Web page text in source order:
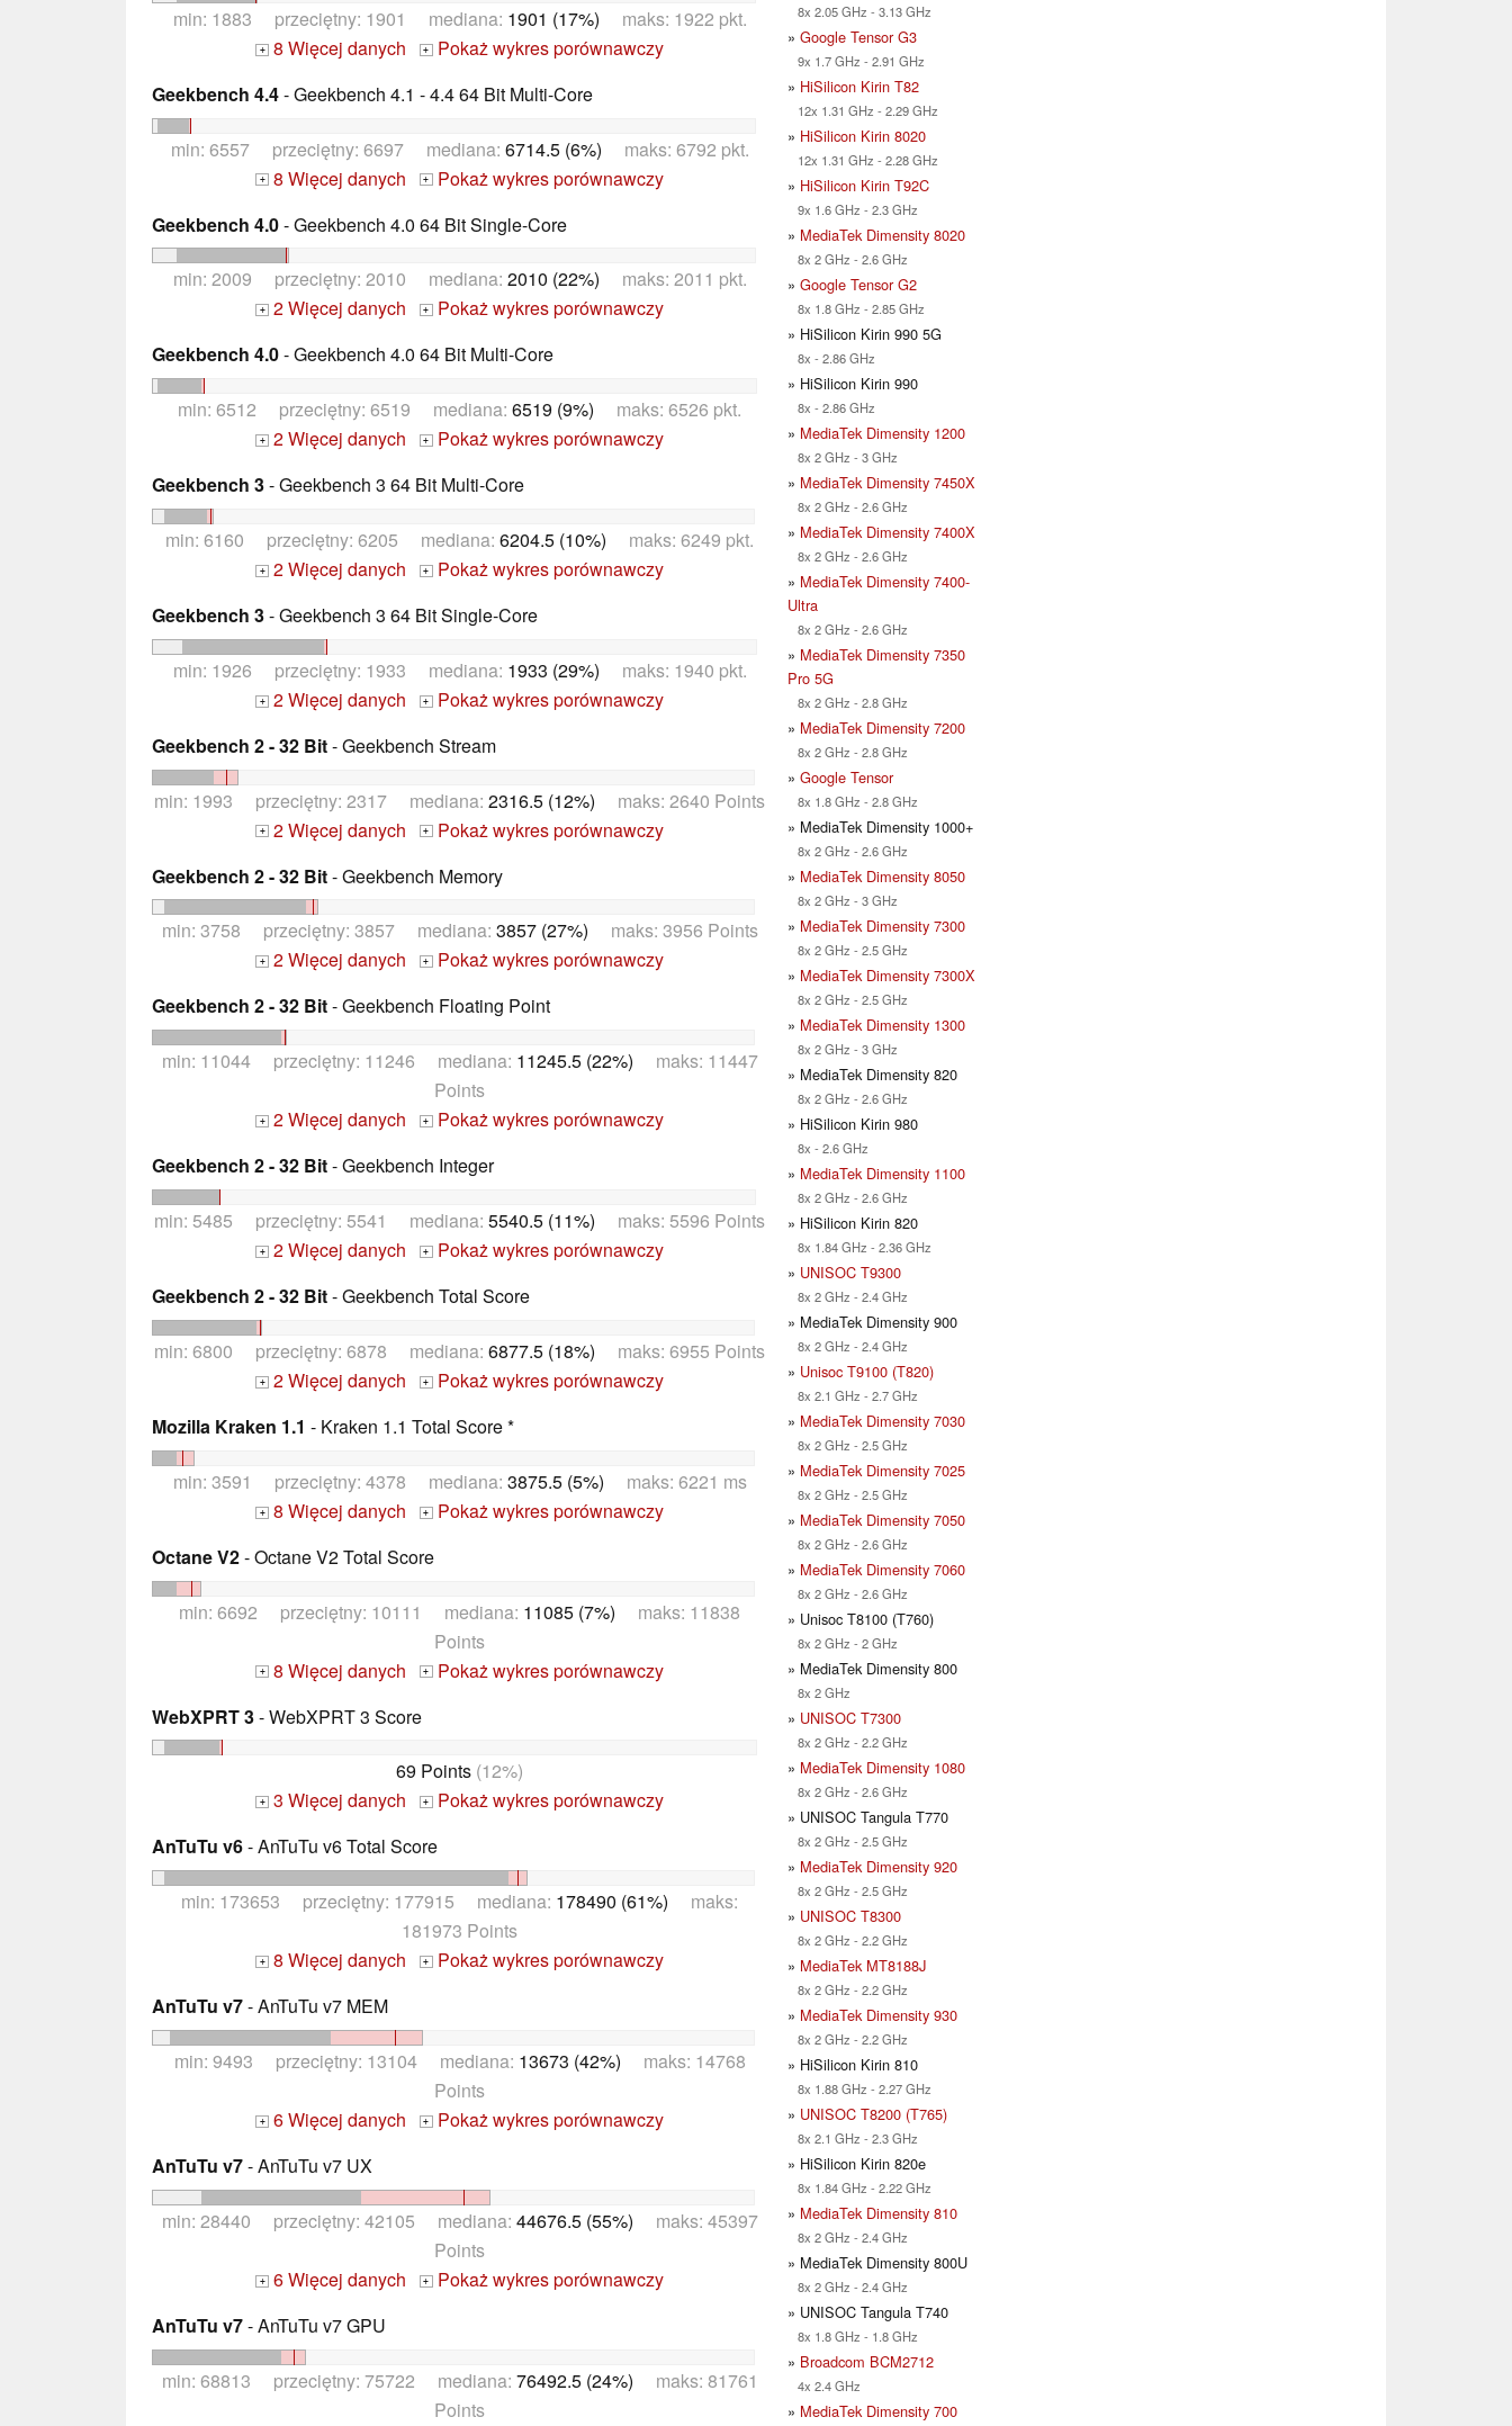
min: 1883 przeciętny: 1901 mediana: 1901 (17%) maks: 1922 pkt.
+ 8 Więcej danych + Pokaż wykres porównawczy
Geekbench 4.4- Geekbench 4.1 - 4.4 64 Bit Multi-Core
min: 6557 przeciętny: 6697 mediana: 6714.5 (6%) maks: 6792 pkt.
+ 8 Więcej danych + Pokaż wykres porównawczy
Geekbench 4.0- Geekbench 4.0 64 Bit Single-Core
min: 2009 przeciętny: 2010 mediana: 2010 (22%) maks: 2011 pkt.
+ 2 Więcej danych + Pokaż wykres porównawczy
Geekbench 4.0- Geekbench 4.0 64 Bit Multi-Core
min: 6512 przeciętny: 6519 mediana: 6519 (9%) maks: 6526 pkt.
+ 2 Więcej danych + Pokaż wykres porównawczy
Geekbench 3- Geekbench 3 64 Bit Multi-Core
min: 6160 przeciętny: 6205 mediana: 6204.5 (10%) maks: 6249 pkt.
+ 2 Więcej danych + Pokaż wykres porównawczy
Geekbench 3- Geekbench 3 64 Bit Single-Core
min: 1926 przeciętny: 1933 mediana: 1933 (29%) maks: 1940 pkt.
+ 2 Więcej danych + Pokaż wykres porównawczy
Geekbench 2 - 32 Bit- Geekbench Stream
min: 1993 przeciętny: 2317 mediana: 2316.5 (12%) maks: 2640 Points
+ 2 Więcej danych + Pokaż wykres porównawczy
Geekbench 2 - 32 Bit- Geekbench Memory
min: 3758 przeciętny: 3857 mediana: 3857 (27%) maks: 3956 Points
+ 2 Więcej danych + Pokaż wykres porównawczy
Geekbench 2 - 32 Bit- Geekbench Floating Point
min: 11044 przeciętny: 11246 mediana: 11245.5 (22%) maks: 11447
Points
+ 2 Więcej danych + Pokaż wykres porównawczy
Geekbench 2 - 32 Bit- Geekbench Integer
min: 5485 przeciętny: 5541 mediana: 5540.5 (11%) maks: 5596 Points
+ 2 Więcej danych + Pokaż wykres porównawczy
Geekbench 2 - 32 Bit- Geekbench Total Score
min: 6800 przeciętny: 6878 mediana: 6877.5 (18%) maks: 6955 Points
+ 2 Więcej danych + Pokaż wykres porównawczy
Mozilla Kraken 1.1 - Kraken 1.1 Total Score *
min: 3591 przeciętny: 4378 mediana: 3875.5 (5%) maks: 6221 ms
+ 8 Więcej danych + Pokaż wykres porównawczy
Octane V2- Octane V2 Total Score
min: 6692 przeciętny: 10111 mediana: 11085 (7%) maks: 11838
Points
+ 8 Więcej danych + Pokaż wykres porównawczy
WebXPRT 3- WebXPRT 3 Score
69 Points (12%)
+ 3 Więcej danych + Pokaż wykres porównawczy
AnTuTu v6- AnTuTu v6 Total Score
min: 173653 przeciętny: 177915 mediana: 178490 (61%) maks:
181973 Points
+ 8 Więcej danych + Pokaż wykres porównawczy
AnTuTu v7- AnTuTu v7 MEM
min: 9493 przeciętny: 13104 mediana: 13673 (42%) maks: 14768
Points
+ 6 Więcej danych + Pokaż wykres porównawczy
AnTuTu v7- AnTuTu v7 UX
min: 28440 przeciętny: 42105 mediana: 44676.5 (55%) maks: 45397
Points
+ 6 Więcej danych + Pokaż wykres porównawczy
AnTuTu v7- AnTuTu v7 GPU
min: 68813 przeciętny: 75722 mediana: 76492.5 (24%) maks: 81761
Points
8x 2.05 GHz - 3.13 GHz
» Google Tensor G3
9x 1.7 GHz - 2.91 GHz
» HiSilicon Kirin T82
12x 1.31 GHz - 2.29 GHz
» HiSilicon Kirin 8020
12x 1.31 GHz - 2.28 GHz
» HiSilicon Kirin T92C
9x 1.6 GHz - 2.3 GHz
» MediaTek Dimensity 8020
8x 2 GHz - 2.6 GHz
» Google Tensor G2
8x 1.8 GHz - 2.85 GHz
» HiSilicon Kirin 990 5G
8x - 2.86 GHz
» HiSilicon Kirin 990
8x - 2.86 GHz
» MediaTek Dimensity 1200
8x 2 GHz - 3 GHz
» MediaTek Dimensity 7450X
8x 2 GHz - 2.6 GHz
» MediaTek Dimensity 7400X
8x 2 GHz - 2.6 GHz
» MediaTek Dimensity 7400-
Ultra
8x 2 GHz - 2.6 GHz
» MediaTek Dimensity 7350
Pro 5G
8x 2 GHz - 2.8 GHz
» MediaTek Dimensity 7200
8x 2 GHz - 2.8 GHz
» Google Tensor
8x 1.8 GHz - 2.8 GHz
» MediaTek Dimensity 1000+
8x 2 GHz - 2.6 GHz
» MediaTek Dimensity 8050
8x 2 GHz - 3 GHz
» MediaTek Dimensity 7300
8x 2 GHz - 2.5 GHz
» MediaTek Dimensity 7300X
8x 2 GHz - 2.5 GHz
» MediaTek Dimensity 1300
8x 2 GHz - 3 GHz
» MediaTek Dimensity 820
8x 2 GHz - 2.6 GHz
» HiSilicon Kirin 980
8x - 2.6 GHz
» MediaTek Dimensity 1100
8x 2 GHz - 2.6 GHz
» HiSilicon Kirin 820
8x 1.84 GHz - 2.36 GHz
» UNISOC T9300
8x 2 GHz - 2.4 GHz
» MediaTek Dimensity 900
8x 2 GHz - 2.4 GHz
» Unisoc T9100 (T820)
8x 2.1 GHz - 2.7 GHz
» MediaTek Dimensity 7030
8x 2 GHz - 2.5 GHz
» MediaTek Dimensity 7025
8x 2 GHz - 2.5 GHz
» MediaTek Dimensity 7050
8x 2 GHz - 2.6 GHz
» MediaTek Dimensity 7060
8x 2 GHz - 2.6 GHz
» Unisoc T8100 (T760)
8x 2 GHz - 2 GHz
» MediaTek Dimensity 800
8x 2 GHz
» UNISOC T7300
8x 2 GHz - 2.2 GHz
» MediaTek Dimensity 1080
8x 2 GHz - 2.6 GHz
» UNISOC Tangula T770
8x 2 GHz - 2.5 GHz
» MediaTek Dimensity 920
8x 2 GHz - 2.5 GHz
» UNISOC T8300
8x 2 GHz - 2.2 GHz
» MediaTek MT8188J
8x 2 GHz - 2.2 GHz
» MediaTek Dimensity 930
8x 2 GHz - 2.2 GHz
» HiSilicon Kirin 810
8x 1.88 GHz - 2.27 GHz
» UNISOC T8200 (T765)
8x 2.1 GHz - 2.3 GHz
» HiSilicon Kirin 820e
8x 1.84 GHz - 2.22 GHz
» MediaTek Dimensity 810
8x 2 GHz - 2.4 GHz
» MediaTek Dimensity 800U
8x 2 GHz - 2.4 GHz
» UNISOC Tangula T740
8x 1.8 GHz - 1.8 GHz
» Broadcom BCM2712
4x 2.4 GHz
» MediaTek Dimensity 700